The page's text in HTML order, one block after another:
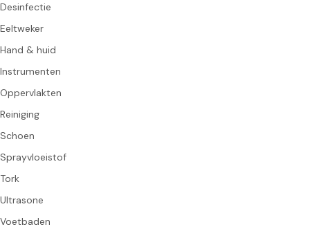
Desinfectie
Eeltweker
Hand & huid
Instrumenten
Oppervlakten
Reiniging
Schoen
Sprayvloeistof
Tork
Ultrasone
Voetbaden